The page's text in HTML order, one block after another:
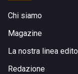
Chi siamo
Magazine
La nostra linea
Redazione